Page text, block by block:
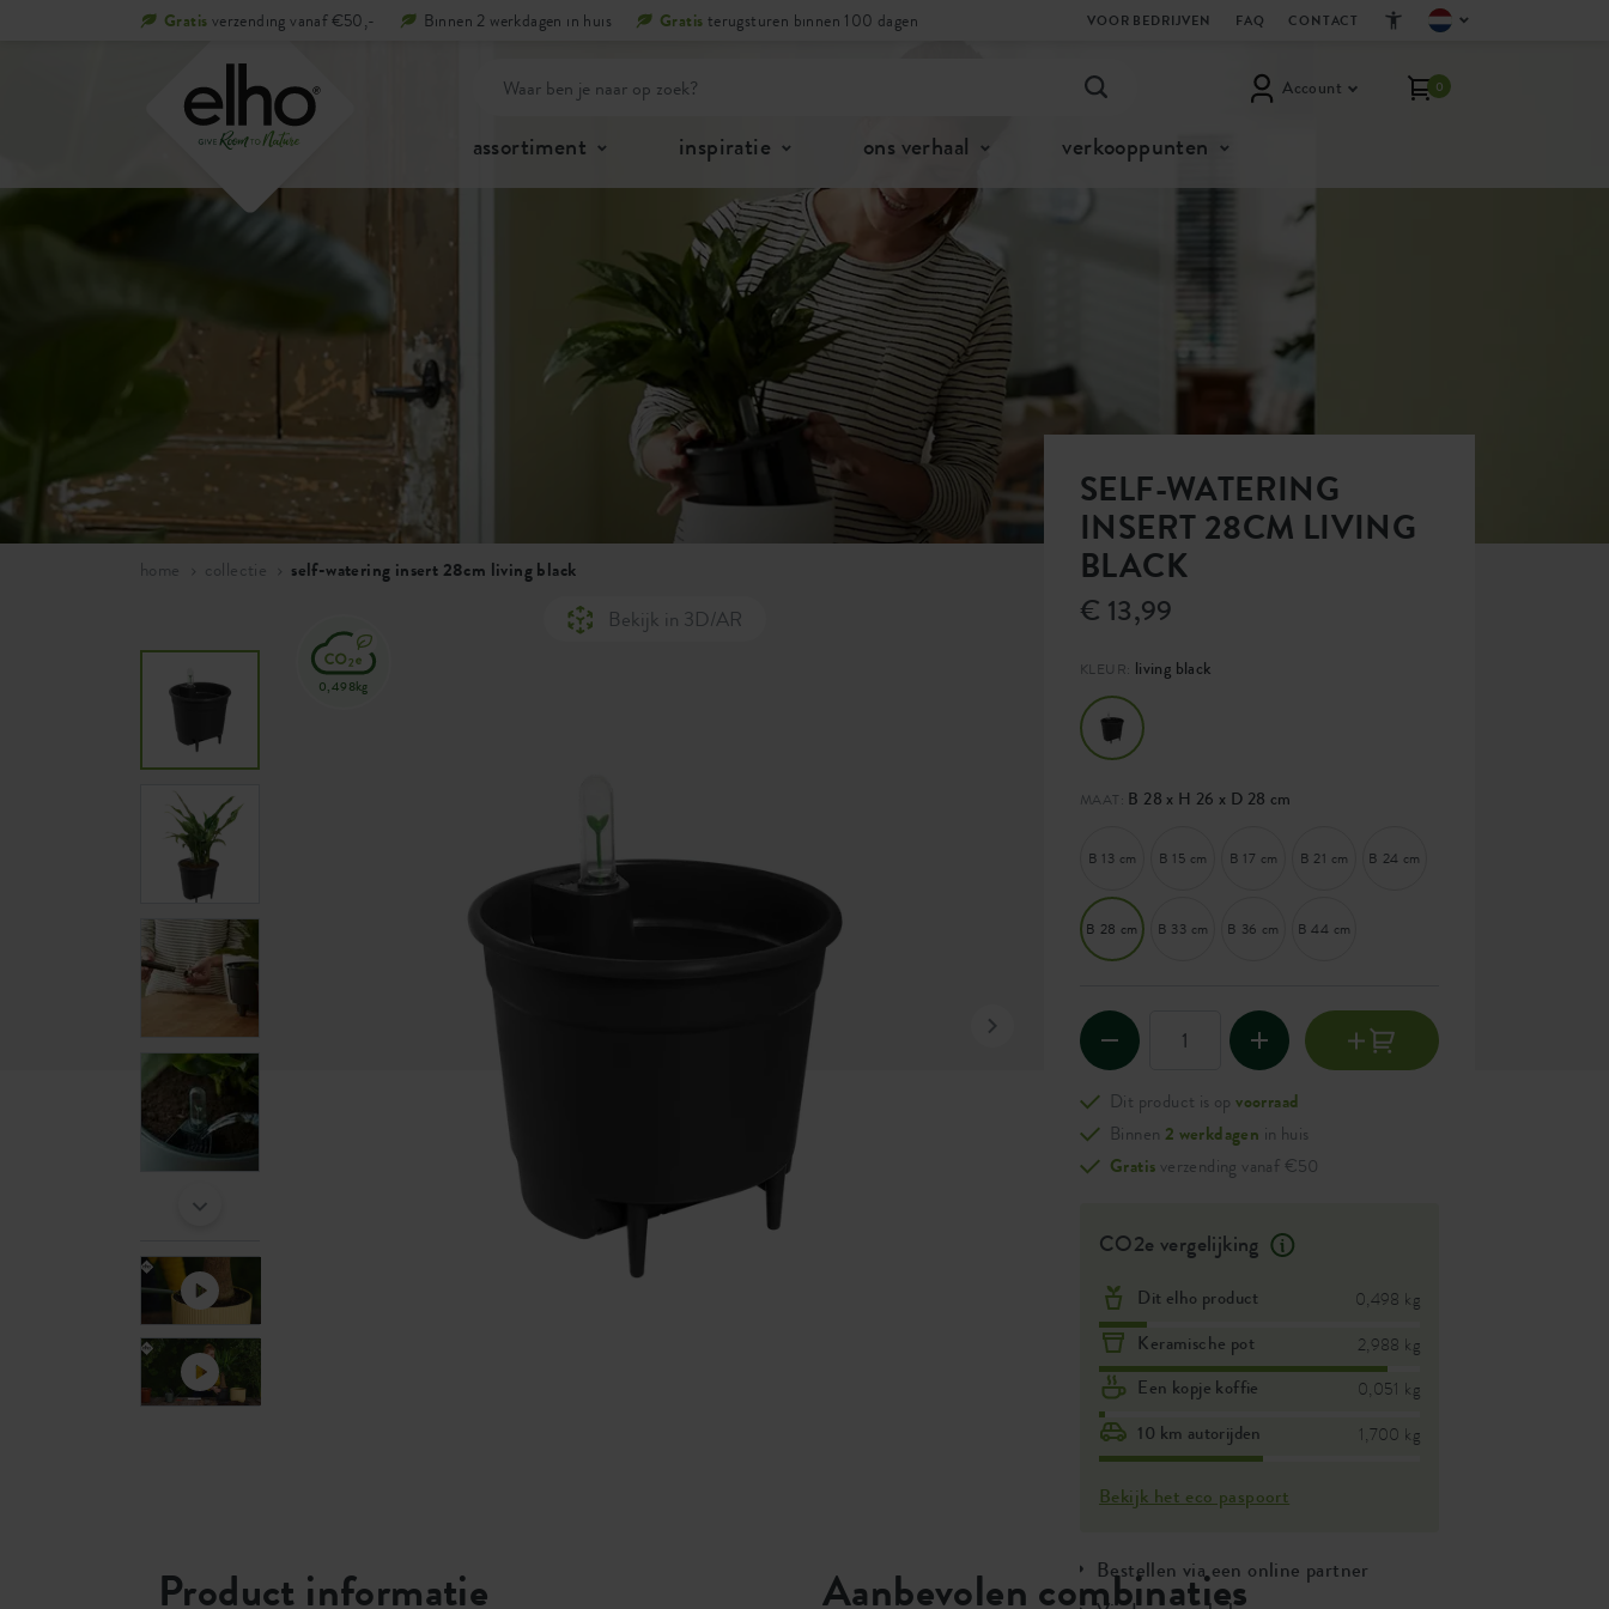
Gratis verzending vanaf €50,- Binnen 2 werkdagen in huis Gratis terugsturen binnen 100 dagen VOOR BEDRIJVEN FAQ CONTACT
Account 0
assortiment inspiratie ons verhaal verkooppunten
home collectie self-watering insert 28cm living black
SELF-WATERING
INSERT 28CM LIVING
BLACK
€ 13,99
KLEUR: living black
MAAT: B 28 x H 26 x D 28 cm
B 13 cm B 15 cm B 17 cm B 21 cm B 24 cm
B 28 cm B 33 cm B 36 cm B 44 cm
Dit product is opvoorraad
Binnen 2 werkdagen in huis
Gratis verzending vanaf €50
CO2e vergelijking
Dit elho product 0,498 kg
Keramische pot 2,988 kg
Een kopje koffie 0,051 kg
10 km autorijden 1,700 kg
Bekijk het eco paspoort
Bestellen via een online partner
0,498kg
Bekijk in 3D/AR
Product informatie Aanbevolen combinaties